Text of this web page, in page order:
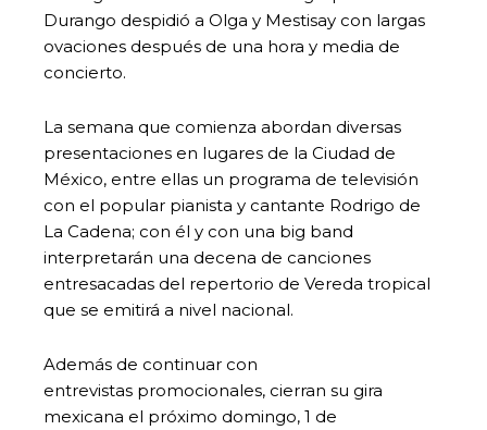
Durango despidió a Olga y Mestisay con largas
ovaciones después de una hora y media de
concierto.
La semana que comienza abordan diversas
presentaciones en lugares de la Ciudad de
México, entre ellas un programa de televisión
con el popular pianista y cantante Rodrigo de
La Cadena; con él y con una big band
interpretarán una decena de canciones
entresacadas del repertorio de Vereda tropical
que se emitirá a nivel nacional.
Además de continuar con
entrevistas promocionales, cierran su gira
mexicana el próximo domingo, 1 de